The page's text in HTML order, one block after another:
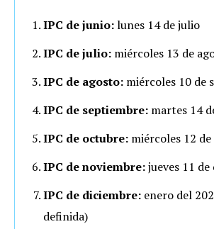
IPC de junio:lunes 14 de julio
IPC de julio: miércoles 13 de
IPC de agosto: miércoles 10 de
IPC de septiembre: martes 14
IPC de octubre: miércoles 12
IPC de noviembre:jueves 11
IPC de diciembre: enero del
definida)